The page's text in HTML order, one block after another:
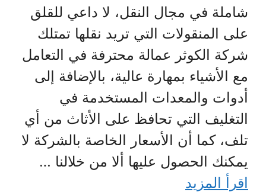
شاملة في مجال النقل، لا داعي للقلق
على المنقولات التي تريد نقلها تمتلك
شركة الكوثر عمالة محترفة في التعامل
مع الأشياء بمهارة عالية، بالإضافة إلى
أدوات والمعدات المستخدمة في
التغليف التي تحافظ على الأثاث من أي
تلف، كما أن الأسعار الخاصة بالشركة لا
يمكنك الحصول عليها ألا من خلالنا …
اقرأ المزيد